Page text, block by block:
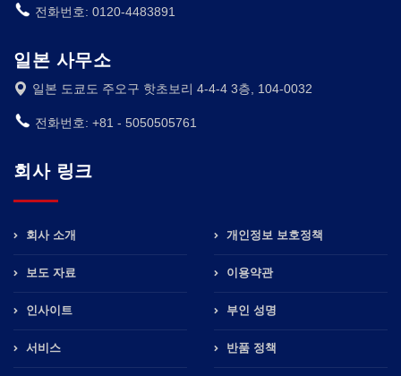
전화번호: 0120-4483891
일본 사무소
일본 도쿄도 주오구 핫초보리 4-4-4 3층, 104-0032
전화번호: +81 - 5050505761
회사 링크
회사 소개
보도 자료
인사이트
서비스
개인정보 보호정책
이용약관
부인 성명
반품 정책